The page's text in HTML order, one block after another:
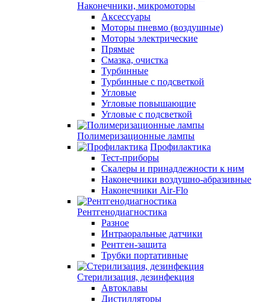
Наконечники, микромоторы
Аксессуары
Моторы пневмо (воздушные)
Моторы электрические
Прямые
Смазка, очистка
Турбинные
Турбинные с подсветкой
Угловые
Угловые повышающие
Угловые с подсветкой
Полимеризационные лампы
Профилактика
Тест-приборы
Скалеры и принадлежности к ним
Наконечники воздушно-абразивные
Наконечники Air-Flo
Рентгенодиагностика
Разное
Интраоральные датчики
Рентген-защита
Трубки портативные
Стерилизация, дезинфекция
Автоклавы
Дистилляторы